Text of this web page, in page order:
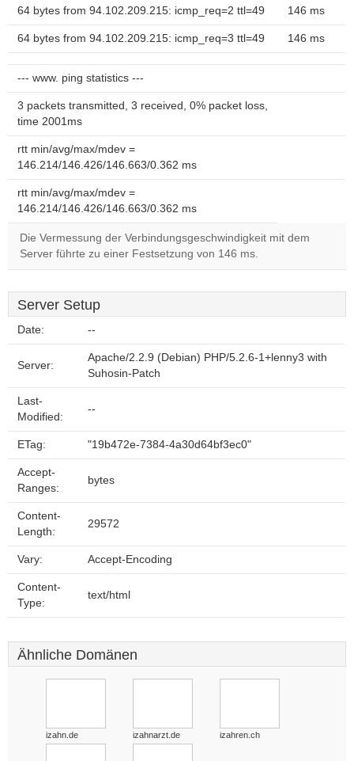
64 bytes from 94.102.209.215: icmp_req=2 ttl=49 146 ms
64 bytes from 94.102.209.215: icmp_req=3 ttl=49 146 ms
--- www. ping statistics ---
3 packets transmitted, 3 received, 0% packet loss,
time 2001ms
rtt min/avg/max/mdev =
146.214/146.426/146.663/0.362 ms
rtt min/avg/max/mdev =
146.214/146.426/146.663/0.362 ms
Die Vermessung der Verbindungsgeschwindigkeit mit dem
Server führte zu einer Festsetzung von 146 ms.
Server Setup
Date: --
Server:
Apache/2.2.9 (Debian) PHP/5.2.6-1+lenny3 with
Suhosin-Patch
Last-
Modified:
--
ETag: "19b472e-7384-4a30d64bf3ec0"
Accept-
Ranges:
bytes
Content-
Length:
29572
Vary: Accept-Encoding
Content-
Type:
text/html
Ähnliche Domänen
izahn.de izahnarzt.de izahren.ch